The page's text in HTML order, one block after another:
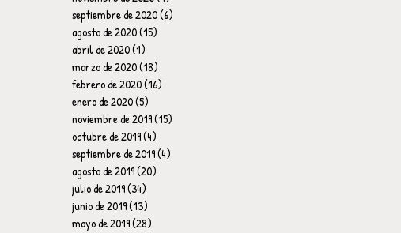
septiembre de 2020(6)
agosto de 2020(15)
abril de 2020(1)
marzo de 2020(18)
febrero de 2020(16)
enero de 2020(5)
noviembre de 2019(15)
octubre de 2019(4)
septiembre de 2019(4)
agosto de 2019(20)
julio de 2019(34)
junio de 2019(13)
mayo de 2019(28)